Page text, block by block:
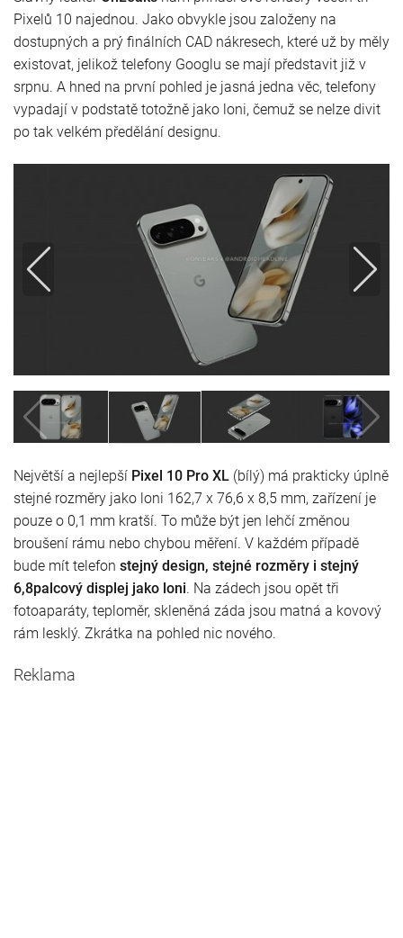
Pixelů 10 najednou. Jako obvykle jsou založeny na
dostupných a prý finálních CAD nákresech, které už by měly
existovat, jelikož telefony Googlu se mají představit již v
srpnu. A hned na první pohled je jasná jedna věc, telefony
vypadají v podstatě totožně jako loni, čemuž se nelze divit
po tak velkém předělání designu.
Největší a nejlepší Pixel 10 Pro XL (bílý) má prakticky úplně
stejné rozměry jako loni 162,7 x 76,6 x 8,5 mm, zařízení je
pouze o 0,1 mm kratší. To může být jen lehčí změnou
broušení rámu nebo chybou měření. V každém případě
bude mít telefon stejný design, stejné rozměry i stejný
6,8palcový displej jako loni. Na zádech jsou opět tři
fotoaparáty, teploměr, skleněná záda jsou matná a kovový
rám lesklý. Zkrátka na pohled nic nového.
Reklama